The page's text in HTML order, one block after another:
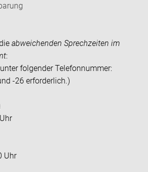
abweichenden Sprechzeiten im
:
unter folgender Telefonnummer:
-26 erforderlich.)
Uhr